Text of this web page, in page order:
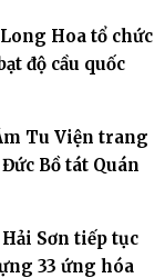
Hoa tổ chức
độ cầu quốc
Tu Viện trang
Bồ tát Quán
Sơn tiếp tục
33 ứng hóa